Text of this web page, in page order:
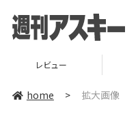
レビュー
home > 拡大画像